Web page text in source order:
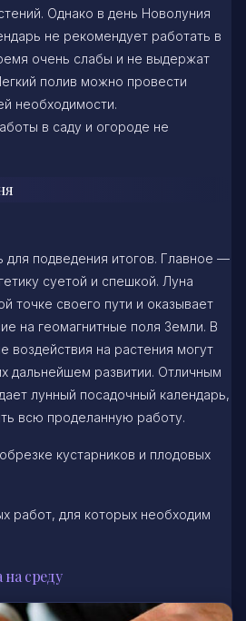
Однако в день Новолуния
не рекомендует работать в
очень слабы и не выдержат
полив можно провести
необходимости.
в саду и огороде не
для подведения итогов. Главное —
суетой и спешкой. Луна
точке своего пути и оказывает
на геомагнитные поля Земли. В
воздействия на растения могут
дальнейшем развитии. Отличным
лунный посадочный календарь,
всю проделанную работу.
кустарников и плодовых
работ, для которых необходим
среду